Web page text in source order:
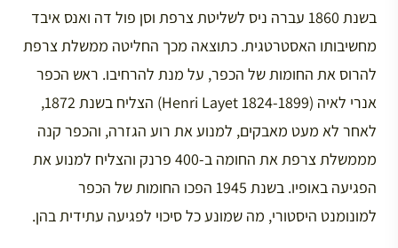
בשנת 1860 עברה ניס לשליטת צרפת וסן פול דה ואנס איבד
מחשיבותו האסטרטגית. כתוצאה מכך החליטה ממשלת צרפת
להרוס את החומות של הכפר, על מנת להרחיבו. ראש הכפר
אנרי לאיה (Henri Layet 1824-1899) הצליח בשנת 1872,
לאחר לא מעט מאבקים, למנוע את רוע הגזרה, והכפר קנה
מממשלת צרפת את החומה ב-400 פרנק והצליח למנוע את
הפגיעה באופיו. בשנת 1945 הפכו החומות של הכפר
למונומנט היסטורי, מה שמונע כל סיכוי לפגיעה עתידית בהן.